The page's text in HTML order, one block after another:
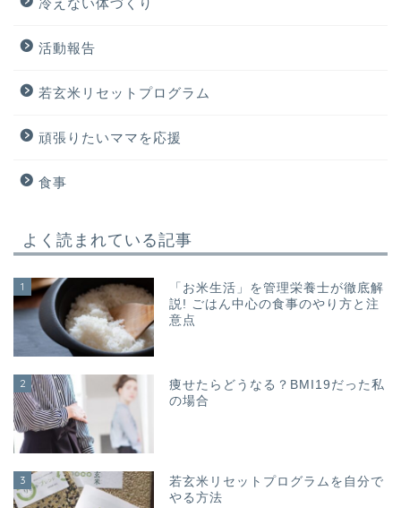
活動報告
若玄米リセットプログラム
頑張りたいママを応援
食事
よく読まれている記事
1
「お米生活」を管理栄養士が徹底解
説! ごはん中心の食事のやり方と注
意点
2
痩せたらどうなる？BMI19だった私
の場合
3
若玄米リセットプログラムを自分で
やる方法